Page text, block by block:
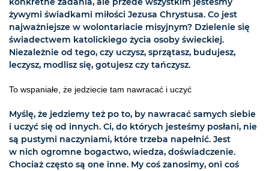
żywymi świadkami miłości Jezusa Chrystusa. Co jest
najważniejsze w wolontariacie misyjnym? Dzielenie się
świadectwem katolickiego życia osoby świeckiej.
Niezależnie od tego, czy uczysz, sprzątasz, budujesz,
leczysz, modlisz się, gotujesz czy tańczysz.
To wspaniałe, że jedziecie tam nawracać i uczyć
Myślę, że jedziemy też po to, by nawracać samych siebie
i uczyć się od innych. Ci, do których jesteśmy posłani, nie
są pustymi naczyniami, które trzeba napełnić. Jest
w nich ogromne bogactwo, wiedza, doświadczenie.
Chociaż często są one inne. My coś zanosimy, oni coś